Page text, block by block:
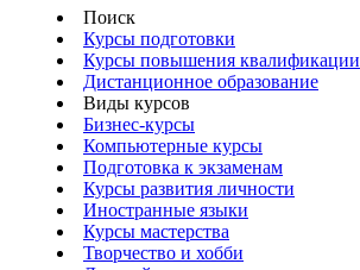
Поиск
Курсы подготовки
Курсы повышения квалификации
Дистанционное образование
Виды курсов
Бизнес-курсы
Компьютерные курсы
Подготовка к экзаменам
Курсы развития личности
Иностранные языки
Курсы мастерства
Творчество и хобби